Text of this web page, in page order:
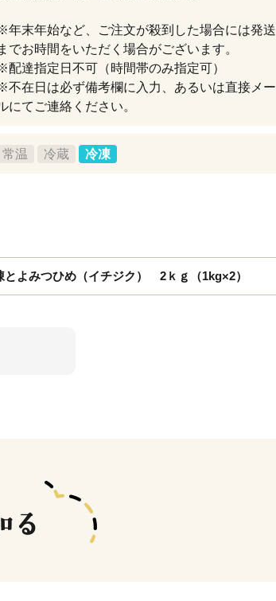
年末年始など、ご注文が殺到した場合には発送
でお時間をいただく場合がございます。
配達指定日不可（時間帯のみ指定可）
不在日は必ず備考欄に入力、あるいは直接メー
にてご連絡ください。
常温 冷蔵 冷凍
とよみつひめ（イチジク） 2ｋｇ（1kg×2）